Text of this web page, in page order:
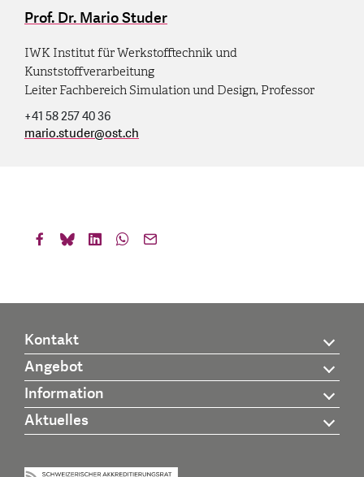
Prof. Dr. Mario Studer
IWK Institut für Werkstofftechnik und
Kunststoffverarbeitung
Leiter Fachbereich Simulation und Design, Professor
+41 58 257 40 36
mario.studer@ost.ch
Kontakt
Angebot
Information
Aktuelles